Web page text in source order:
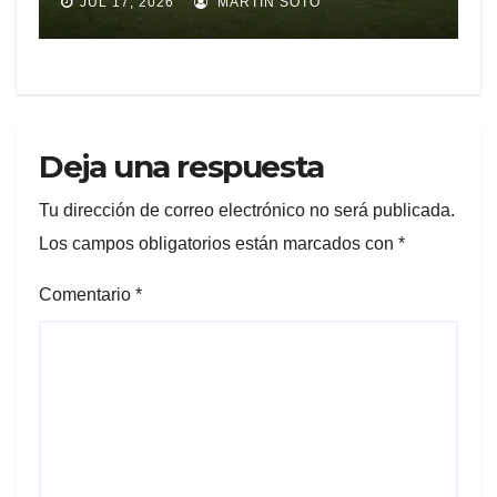
REPRESENTAR A ECUADOR
EN EXPERIENCIA
Deja una respuesta
Tu dirección de correo electrónico no será publicada.
Los campos obligatorios están marcados con *
Comentario *